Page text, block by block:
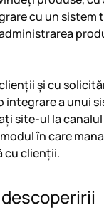
cu un sistem
și cu
integrare a unui
site-ul la canalul
în care
cu clienții.